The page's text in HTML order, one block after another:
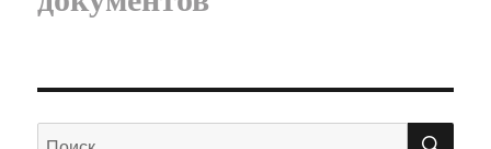
Искать: